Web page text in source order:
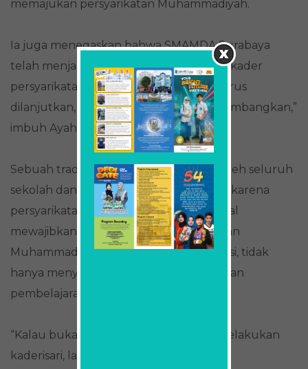
memajukan persyarikatan Muhammadiyah.
Ia juga menegaskan bahwa SMAMDA Surabaya
telah menjadi pioner berseminya kader-kader
persyarikatan masa depan. “Tradisi ini harus
dilanjutkan, dilembagakan, bahkan dikembangkan,”
imbuh Ayahanda Ghazwul Fikril Haq.
Sebuah tradisi yang semestinya diikuti oleh seluruh
sekolah dan madrasah Muhammadiyah, karena
persyarikatan sendiri secara yuridis formal
mewajibkan seluruh lembaga pendidikan
Muhammadiyah menjadi pusat kaderisasi, tidak
hanya menyelenggarakan pendidikan dan
pembelajaran.
“Kalau bukan kita yang memulai dan melakukan
kaderisari, lalu siapa lagi?,” tandasnya